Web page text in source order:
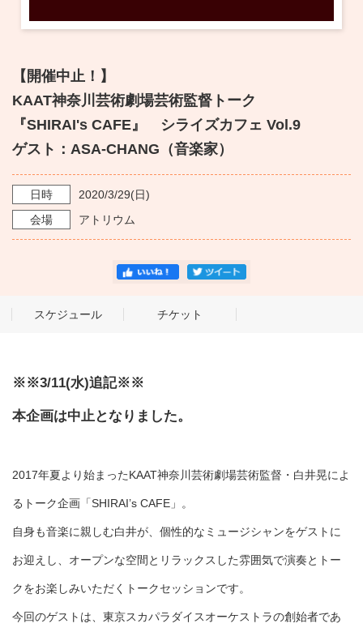
【開催中止！】
KAAT神奈川芸術劇場芸術監督トーク
『SHIRAI's CAFE』 シライズカフェ Vol.9
ゲスト：ASA-CHANG（音楽家）
日時 2020/3/29(日)
会場
アトリウム
スケジュール チケット
※※3/11(水)追記※※
本企画は中止となりました。
2017年夏より始まったKAAT神奈川芸術劇場芸術監督・白井晃によ
るトーク企画「SHIRAI’s CAFE」。
自身も音楽に親しむ白井が、個性的なミュージシャンをゲストに
お迎えし、オープンな空間とリラックスした雰囲気で演奏とトー
クをお楽しみいただくトークセッションです。
今回のゲストは、東京スカパラダイスオーケストラの創始者であ